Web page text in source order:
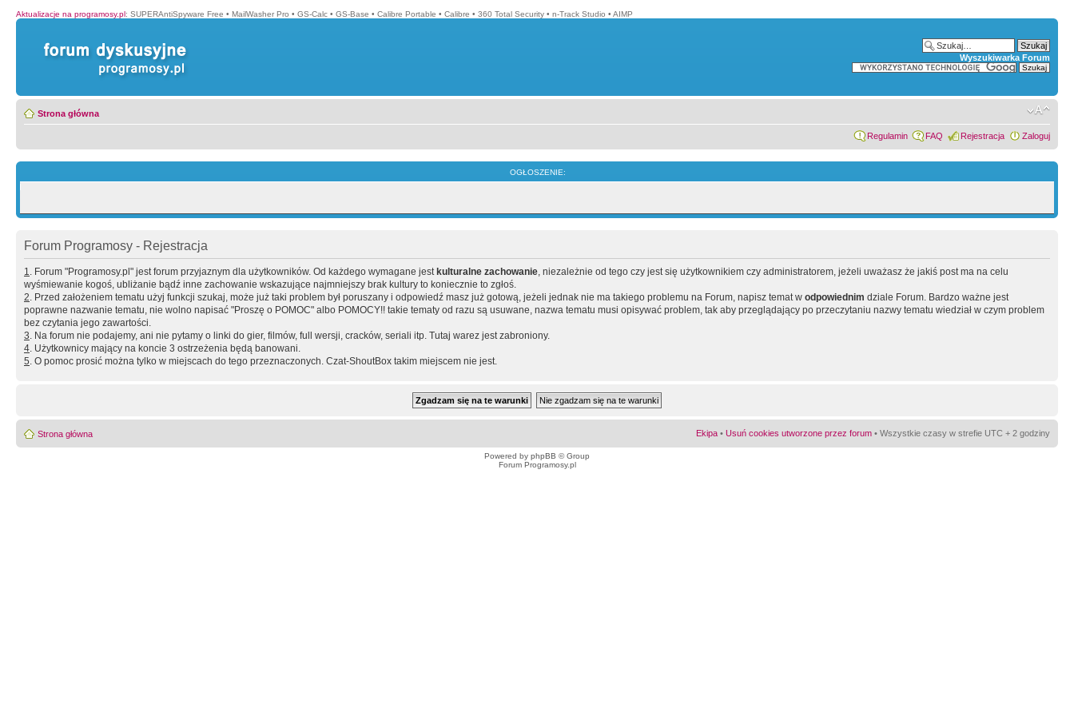
Aktualizacje na programosy.pl: SUPERAntiSpyware Free • MailWasher Pro • GS-Calc • GS-Base • Calibre Portable • Calibre • 360 Total Security • n-Track Studio • AIMP
Wyszukiwarka Forum
Strona główna
Regulamin FAQ Rejestracja Zaloguj
OGŁOSZENIE:
Forum Programosy - Rejestracja
1. Forum "Programosy.pl" jest forum przyjaznym dla użytkowników. Od każdego wymagane jest kulturalne zachowanie, niezależnie od tego czy jest się użytkownikiem czy administratorem, jeżeli uważasz że jakiś post ma na celu
wyśmiewanie kogoś, ubliżanie bądź inne zachowanie wskazujące najmniejszy brak kultury to koniecznie to zgłoś.
2. Przed założeniem tematu użyj funkcji szukaj, może już taki problem był poruszany i odpowiedź masz już gotową, jeżeli jednak nie ma takiego problemu na Forum, napisz temat w odpowiednim dziale Forum. Bardzo ważne jest
poprawne nazwanie tematu, nie wolno napisać "Proszę o POMOC" albo POMOCY!! takie tematy od razu są usuwane, nazwa tematu musi opisywać problem, tak aby przeglądający po przeczytaniu nazwy tematu wiedział w czym problem
bez czytania jego zawartości.
3. Na forum nie podajemy, ani nie pytamy o linki do gier, filmów, full wersji, cracków, seriali itp. Tutaj warez jest zabroniony.
4. Użytkownicy mający na koncie 3 ostrzeżenia będą banowani.
5. O pomoc prosić można tylko w miejscach do tego przeznaczonych. Czat-ShoutBox takim miejscem nie jest.
Strona główna Ekipa • Usuń cookies utworzone przez forum • Wszystkie czasy w strefie UTC + 2 godziny
Powered by phpBB © Group
Forum Programosy.pl